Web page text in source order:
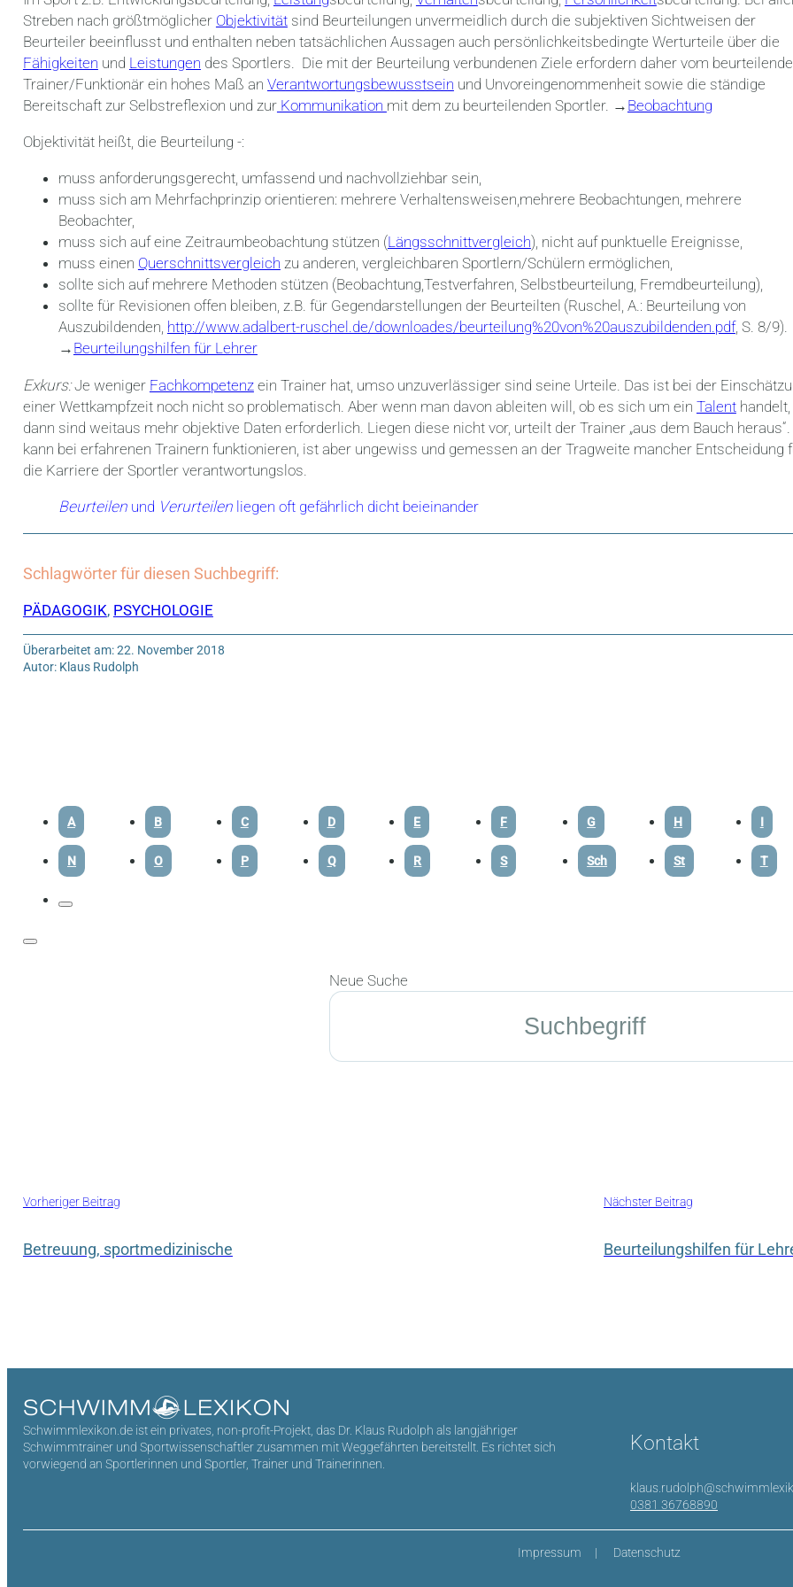
Streben nach größtmöglicher Objektivitätsind Beurteilungen unvermeidlich durch die subjektiven Sichtweisen der
Beurteiler beeinflusst und enthalten neben tatsächlichen Aussagen auch persönlichkeitsbedingte Werturteile über die
Fähigkeiten und Leistungen des Sportlers. Die mit der Beurteilung verbundenen Ziele erfordern daher vom
Trainer/Funktionär ein hohes Maß an Verantwortungsbewusstsein und Unvoreingenommenheit sowie die ständige
Bereitschaft zur Selbstreflexion und zurKommunikation mit dem zu beurteilenden Sportler. → Beobachtung
Objektivität heißt, die Beurteilung -:
muss anforderungsgerecht, umfassend und nachvollziehbar sein,
muss sich am Mehrfachprinzip orientieren: mehrere Verhaltensweisen,mehrere Beobachtungen, mehrere
Beobachter,
muss sich auf eine Zeitraumbeobachtung stützen (Längsschnittvergleich), nicht auf punktuelle Ereignisse,
muss einen Querschnittsvergleich zu anderen, vergleichbaren Sportlern/Schülern ermöglichen,
sollte sich auf mehrere Methoden stützen (Beobachtung,Testverfahren, Selbstbeurteilung, Fremdbeurteilung),
sollte für Revisionen offen bleiben, z.B. für Gegendarstellungen der Beurteilten (Ruschel, A.: Beurteilung von
Auszubildenden, http://www.adalbert-ruschel.de/downloades/beurteilung%20von%20auszubildenden.pdf, S. 8/9).
→ Beurteilungshilfen für Lehrer
Exkurs:Je weniger Fachkompetenzein Trainer hat, umso unzuverlässiger sind seine Urteile. Das ist bei der
einer Wettkampfzeit noch nicht so problematisch. Aber wenn man davon ableiten will, ob es sich um ein Talenthandelt,
dann sind weitaus mehr objektive Daten erforderlich. Liegen diese nicht vor, urteilt der Trainer „aus dem Bauch heraus“.
kann bei erfahrenen Trainern funktionieren, ist aber ungewiss und gemessen an der Tragweite mancher Entscheidung
die Karriere der Sportler verantwortungslos.
Beurteilen und Verurteilen liegen oft gefährlich dicht beieinander
Schlagwörter für diesen Suchbegriff:
PÄDAGOGIK, PSYCHOLOGIE
Überarbeitet am: 22. November 2018
Autor: Klaus Rudolph
A B C D E F G H I
N O P Q R S Sch St T
Neue Suche
Suchen
Vorheriger Beitrag
Betreuung, sportmedizinische
Nächster Beitrag
Beurteilungshilfen für
Schwimmlexikon.de ist ein privates, non-profit-Projekt, das Dr. Klaus Rudolph als langjähriger
Schwimmtrainer und Sportwissenschaftler zusammen mit Weggefährten bereitstellt. Es richtet sich
vorwiegend an Sportlerinnen und Sportler, Trainer und Trainerinnen.
Kontakt
0381 36768890
Impressum Datenschutz